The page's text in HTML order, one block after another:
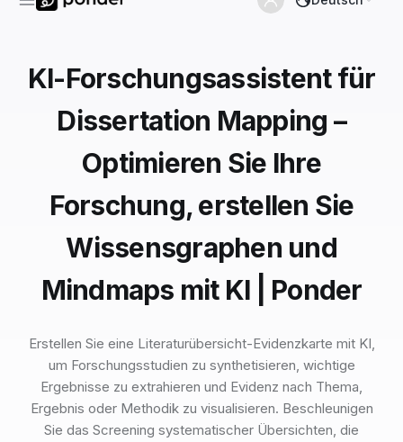
KI-Forschungsassistent für
Dissertation Mapping –
Optimieren Sie Ihre
Forschung, erstellen Sie
Wissensgraphen und
Mindmaps mit KI | Ponder
Erstellen Sie eine Literaturübersicht-Evidenzkarte mit KI,
um Forschungsstudien zu synthetisieren, wichtige
Ergebnisse zu extrahieren und Evidenz nach Thema,
Ergebnis oder Methodik zu visualisieren. Beschleunigen
Sie das Screening systematischer Übersichten, die